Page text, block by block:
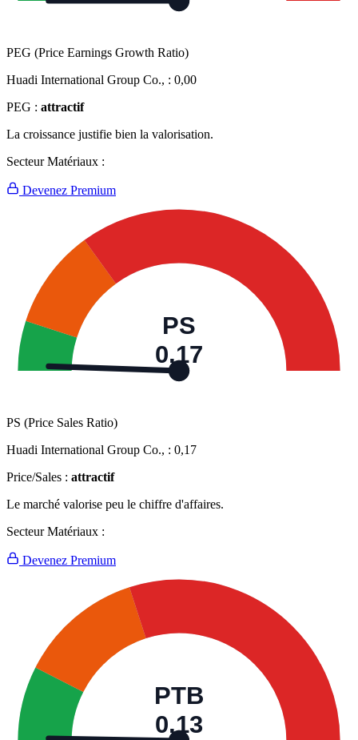
PEG (Price Earnings Growth Ratio)
Huadi International Group Co., : 0,00
PEG : attractif
La croissance justifie bien la valorisation.
Secteur Matériaux :
Devenez Premium
PS
0,17
PS (Price Sales Ratio)
Huadi International Group Co., : 0,17
Price/Sales : attractif
Le marché valorise peu le chiffre d'affaires.
Secteur Matériaux :
Devenez Premium
PTB
0,13